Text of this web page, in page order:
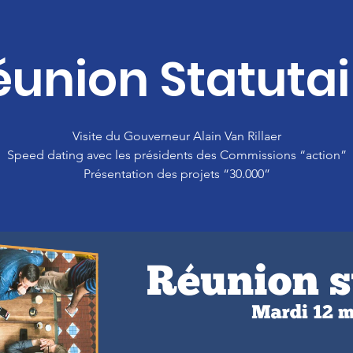
Visite du Gouverneur Alain Van Rillaer
Speed dating avec les présidents des Commissions “action”
Présentation des projets “30.000”